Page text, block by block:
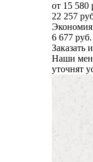
от 15 580
22 257
Экономия
6 677 руб.
Заказать
Наши
уточнят